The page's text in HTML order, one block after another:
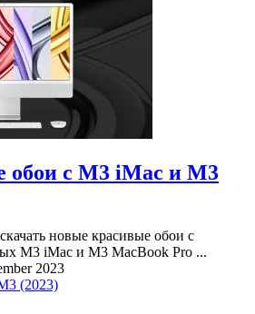
обои с M3 iMac и M3
новые красивые обои с
M3 iMac и M3 MacBook Pro ...
2023
(2023)